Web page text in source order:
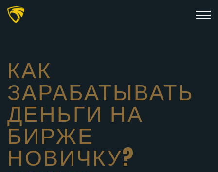
КАК
ЗАРАБАТЫВАТЬ
ДЕНЬГИ НА
БИРЖЕ
НОВИЧКУ?